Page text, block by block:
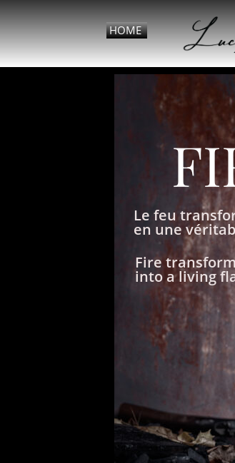
HOME
Fire
into a living
Le feu
en une